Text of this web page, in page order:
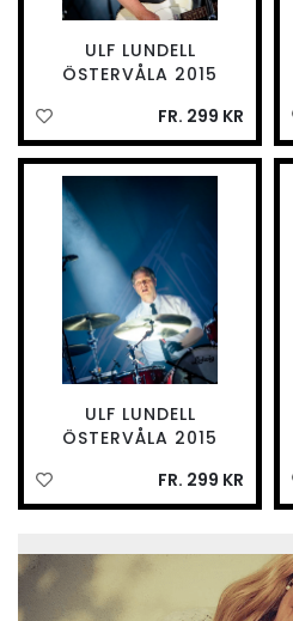
ULF LUNDELL
ÖSTERVÅLA 2015
FR. 299 KR
ULF LUNDELL
ÖSTERVÅLA 2015
FR. 299 KR